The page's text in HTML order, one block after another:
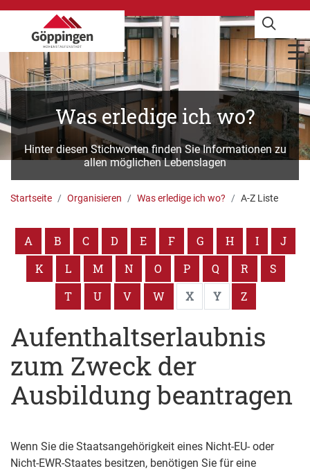
Was erledige ich wo?
Hinter diesen Stichworten finden Sie Informationen zu
allen möglichen Lebenslagen
Startseite Organisieren Was erledige ich wo? A-Z Liste
A B C D E F G H I
J
K
L M N O P Q R
S
T
U V W X Y Z
Aufenthaltserlaubnis
zum Zweck der
Ausbildung beantragen
Wenn Sie die Staatsangehörigkeit eines Nicht-EU- oder
Nicht-EWR-Staates besitzen, benötigen Sie für eine